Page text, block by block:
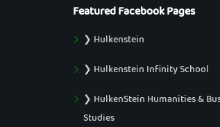
Featured Facebook Pages
❯ Hulkenstein
❯ Hulkenstein Infinity School
❯ HulkenStein Humanities &
Studies